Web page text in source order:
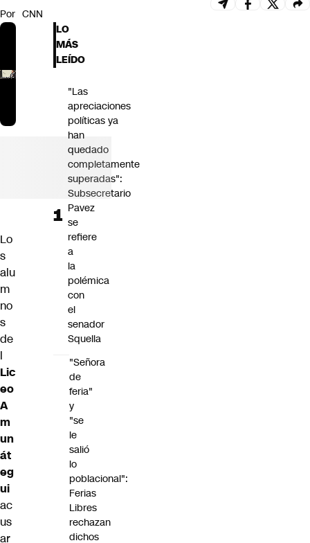
Por CNN
Lo
s
alu
m
no
s
de
l
Lic
eo
A
m
un
át
eg
ui
ac
us
ar
LO
MÁS
LEÍDO
"Las
apreciaciones
políticas ya
han
quedado
completamente
superadas":
Subsecretario
Pavez
se
refiere
a
la
polémica
con
el
senador
Squella
"Señora
de
feria"
y
"se
le
salió
lo
poblacional":
Ferias
Libres
rechazan
dichos